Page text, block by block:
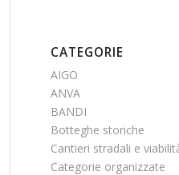
CATEGORIE
AIGO
ANVA
BANDI
Botteghe storiche
Cantieri stradali e
Categorie organizzate